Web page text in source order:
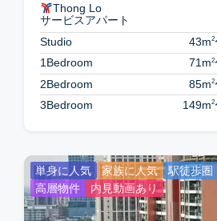
Thong Lo
サービスアパート
Studio
43m2
1Bedroom
71m2
2Bedroom
85m2
3Bedroom
149m2
単身に人気 家族に人気 駅徒歩圏
高層物件
内見動画あり